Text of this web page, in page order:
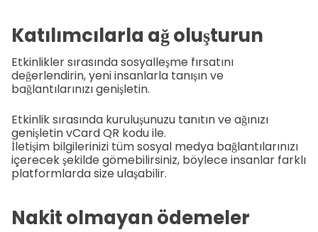
Katılımcılarla ağ oluşturun
Etkinlikler sırasında sosyalleşme fırsatını
değerlendirin, yeni insanlarla tanışın ve
bağlantılarınızı genişletin.
Etkinlik sırasında kuruluşunuzu tanıtın ve ağınızı
genişletin vCard QR kodu ile.
İletişim bilgilerinizi tüm sosyal medya bağlantılarınızı
içerecek şekilde gömebilirsiniz, böylece insanlar farklı
platformlarda size ulaşabilir.
Nakit olmayan ödemeler